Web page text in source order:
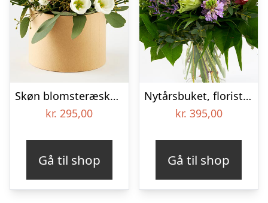
Skøn blomsteræske, floristens valg – Send blomster med Bloomit
kr. 295,00
Gå til shop
Nytårsbuket, floristens valg – Send blomster med Bloomit
kr. 395,00
Gå til shop